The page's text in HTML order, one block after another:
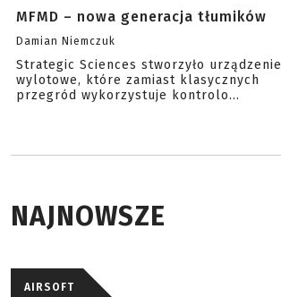
MFMD – nowa generacja tłumików
Damian Niemczuk
Strategic Sciences stworzyło urządzenie
wylotowe, które zamiast klasycznych
przegród wykorzystuje kontrolo...
NAJNOWSZE
AIRSOFT